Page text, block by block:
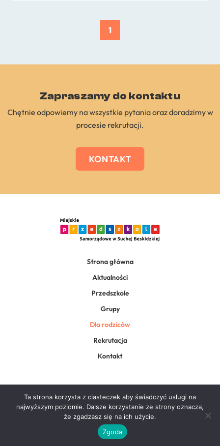
1
Zapraszamy do kontaktu
Chętnie odpowiemy na wszystkie pytania oraz doradzimy w
procesie rekrutacji.
KONTAKT
Strona główna
Aktualności
Przedszkole
Grupy
Dla rodziców
Rekrutacja
Kontakt
Copyright 2026 Miejskie Przedszkole Samorządowe w Suchej Beskidzkiej.
Wszystkie prawa zastrzeżone
Polityka prywatności
Realizacja: Tata Mateuszka i Filipka
Ta strona korzysta z ciasteczek aby świadczyć usługi na
najwyższym poziomie. Dalsze korzystanie ze strony oznacza,
że zgadzasz się na ich użycie.
Zgoda